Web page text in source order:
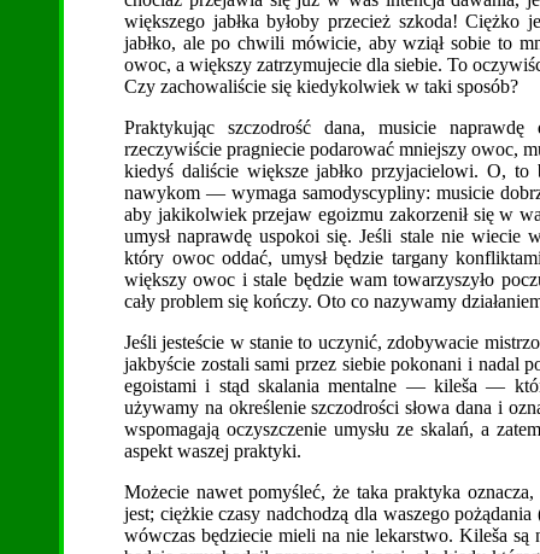
większego jabłka byłoby przecież szkoda! Ciężko
jabłko, ale po chwili mówicie, aby wziął sobie to
owoc, a większy zatrzymujecie dla siebie. To
Czy zachowaliście się kiedykolwiek w taki sposób?
Praktykując szczodrość dana, musicie
rzeczywiście pragniecie podarować mniejszy owoc,
kiedyś daliście większe jabłko przyjacielowi. O,
nawykom — wymaga samodyscypliny: musicie
aby jakikolwiek przejaw egoizmu zakorzenił się w
umysł naprawdę uspokoi się. Jeśli stale nie wiecie
który owoc oddać, umysł będzie targany
większy owoc i stale będzie wam towarzyszyło
cały problem się kończy. Oto co nazywamy
Jeśli jesteście w stanie to uczynić, zdobywacie
jakbyście zostali sami przez siebie pokonani i nadal
egoistami i stąd skalania mentalne — kileša —
używamy na określenie szczodrości słowa dana i
wspomagają oczyszczenie umysłu ze skalań, a
aspekt waszej praktyki.
Możecie nawet pomyśleć, że taka praktyka
jest; ciężkie czasy nadchodzą dla waszego
wówczas będziecie mieli na nie lekarstwo. Kileša